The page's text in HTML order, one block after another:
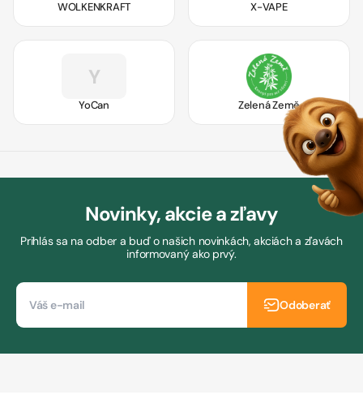
WOLKENKRAFT X-VAPE
Y
YoCan Zelená Země
Novinky, akcie a zľavy
Prihlás sa na odber a buď o našich novinkách, akciách a zľavách
informovaný ako prvý.
Odoberať